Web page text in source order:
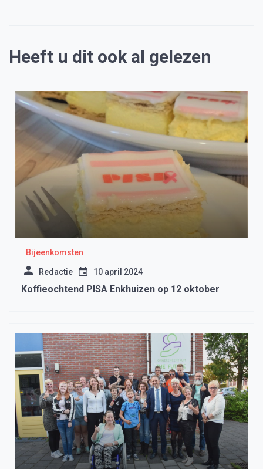
Heeft u dit ook al gelezen
Bijeenkomsten
Redactie 10 april 2024
Koffieochtend PISA Enkhuizen op 12 oktober